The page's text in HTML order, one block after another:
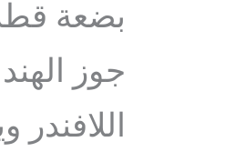
بضعة
جوز
اللافندر